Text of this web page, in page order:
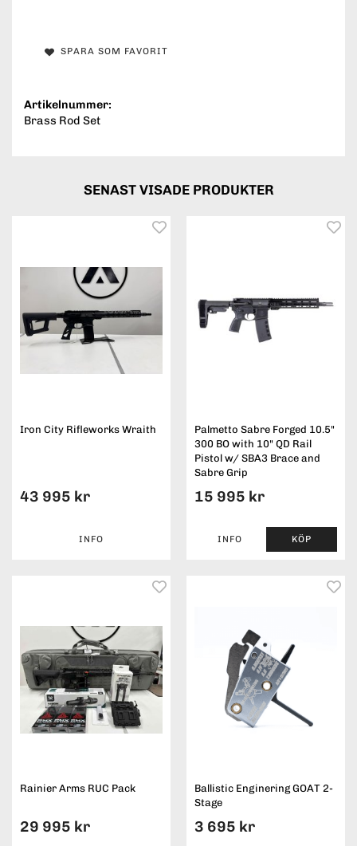
SPARA SOM FAVORIT
Artikelnummer:
Brass Rod Set
SENAST VISADE PRODUKTER
Iron City Rifleworks Wraith
43 995 kr
INFO
Palmetto Sabre Forged 10.5"
300 BO with 10" QD Rail
Pistol w/ SBA3 Brace and
Sabre Grip
15 995 kr
INFO KÖP
Rainier Arms RUC Pack
29 995 kr
Ballistic Enginering GOAT 2-
Stage
3 695 kr